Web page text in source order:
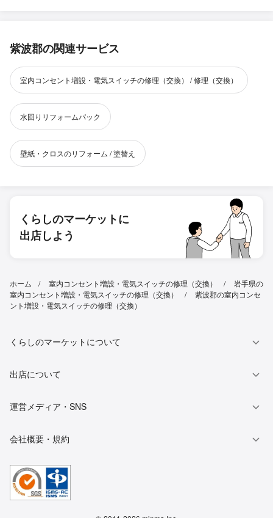
紫波郡の関連サービス
室内コンセント増設・電気スイッチの修理（交換） / 修理（交換）
水回りリフォームパック
壁紙・クロスのリフォーム / 塗替え
くらしのマーケットに
出店しよう
ホーム 室内コンセント増設・電気スイッチの修理（交換）
岩手県の
室内コンセント増設・電気スイッチの修理（交換）
紫波郡の室内コンセ
ント増設・電気スイッチの修理（交換）
くらしのマーケットについて
出店について
運営メディア・SNS
会社概要・規約